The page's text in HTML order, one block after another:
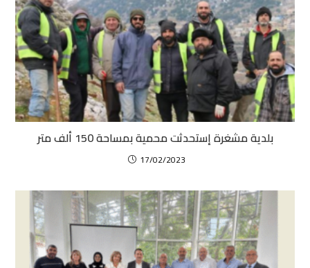
بلدية مشغرة إستحدثت محمية بمساحة 150 ألف متر
17/02/2023